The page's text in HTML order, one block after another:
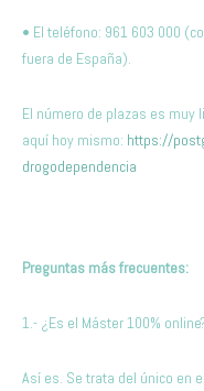
• El teléfono: 961 603 000
fuera de España).
El número de plazas es muy
aquí hoy mismo: https://
drogodependencia
Preguntas más frecuentes:
1.- ¿Es el Máster 100%
Así es. Se trata del único en